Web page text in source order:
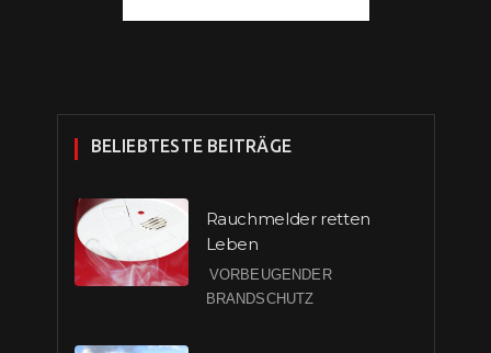
BELIEBTESTE BEITRÄGE
Rauchmelder retten
Leben
VORBEUGENDER
BRANDSCHUTZ